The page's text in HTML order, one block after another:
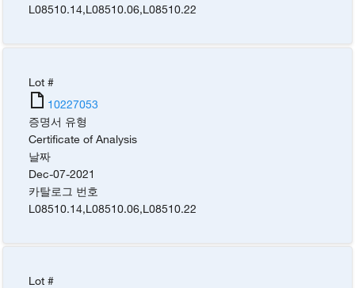
L08510.14,L08510.06,L08510.22
Lot #
10227053
증명서 유형
Certificate of Analysis
날짜
Dec-07-2021
카탈로그 번호
L08510.14,L08510.06,L08510.22
Lot #